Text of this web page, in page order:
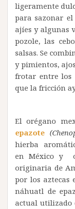
ligeramente
para sazonar
ajíes y algunas
pozole, las
salsas. Se
y pimientos,
frotar entre los
que la fricción
El orégano
epazote
hierba
en México y
originaria de
por los aztecas
náhuatl de
actual utilizado